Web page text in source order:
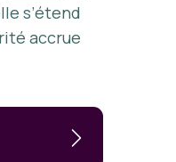
s’étend
accrue